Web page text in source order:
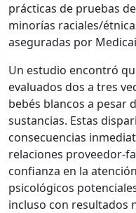
prácticas de pruebas
minorías raciales/
aseguradas por
Un estudio encontró
evaluados dos a tres
bebés blancos a pesar
sustancias. Estas
consecuencias
relaciones proveedor-
confianza en la
psicológicos
incluso con resultados